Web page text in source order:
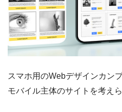
スマホ用のWebデザインカン
モバイル主体のサイトを考え